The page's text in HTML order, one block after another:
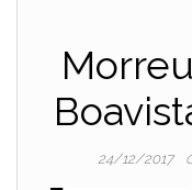
24/12/2017